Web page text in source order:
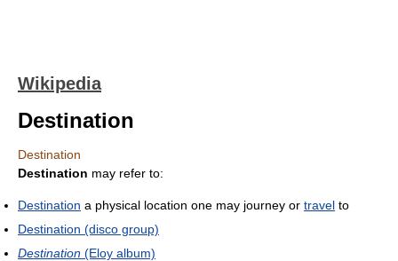
Wikipedia
Destination
Destination
Destination may refer to:
Destination a physical location one may journey or travel to
Destination (disco group)
Destination (Eloy album)